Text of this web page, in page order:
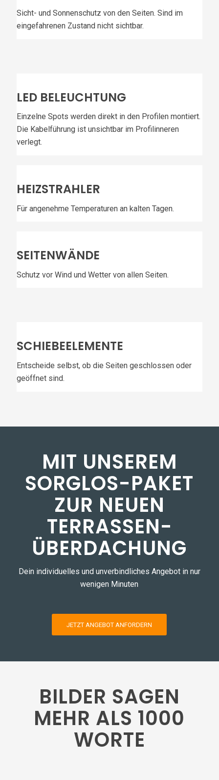
Sicht- und Sonnenschutz von den Seiten. Sind im
eingefahrenen Zustand nicht sichtbar.
LED BELEUCHTUNG
Einzelne Spots werden direkt in den Profilen montiert.
Die Kabelführung ist unsichtbar im Profilinneren
verlegt.
HEIZSTRAHLER
Für angenehme Temperaturen an kalten Tagen.
SEITENWÄNDE
Schutz vor Wind und Wetter von allen Seiten.
SCHIEBEELEMENTE
Entscheide selbst, ob die Seiten geschlossen oder
geöffnet sind.
MIT UNSEREM
SORGLOS-PAKET
ZUR NEUEN
TERRASSEN­
ÜBERDACHUNG
Dein individuelles und unverbindliches Angebot in nur
wenigen Minuten
JETZT ANGEBOT ANFORDERN
BILDER SAGEN
MEHR ALS 1000
WORTE